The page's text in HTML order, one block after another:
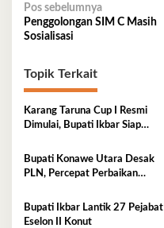
Navigasi
pos
Pos sebelumnya
Penggolongan SIM C Masih
Sosialisasi
Topik Terkait
Karang Taruna Cup I Resmi
Dimulai, Bupati Ikbar Siap
Porprov
Bupati Konawe Utara Desak
PLN, Percepat Perbaikan
Bupati Ikbar Lantik 27 Pejabat
Eselon II Konut